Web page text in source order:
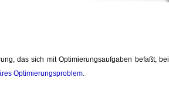
das sich mit Optimierungsaufgaben befaßt, bei
Optimierungsproblem.